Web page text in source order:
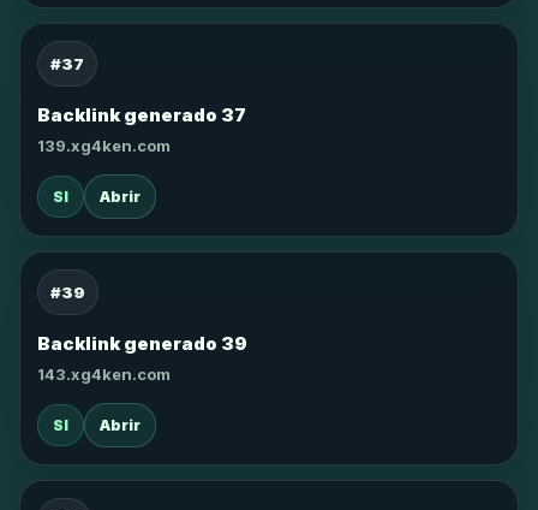
#37
Backlink generado 37
139.xg4ken.com
SI Abrir
#39
Backlink generado 39
143.xg4ken.com
SI Abrir